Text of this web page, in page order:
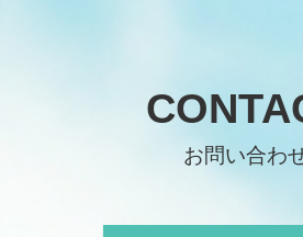
お問い合わ